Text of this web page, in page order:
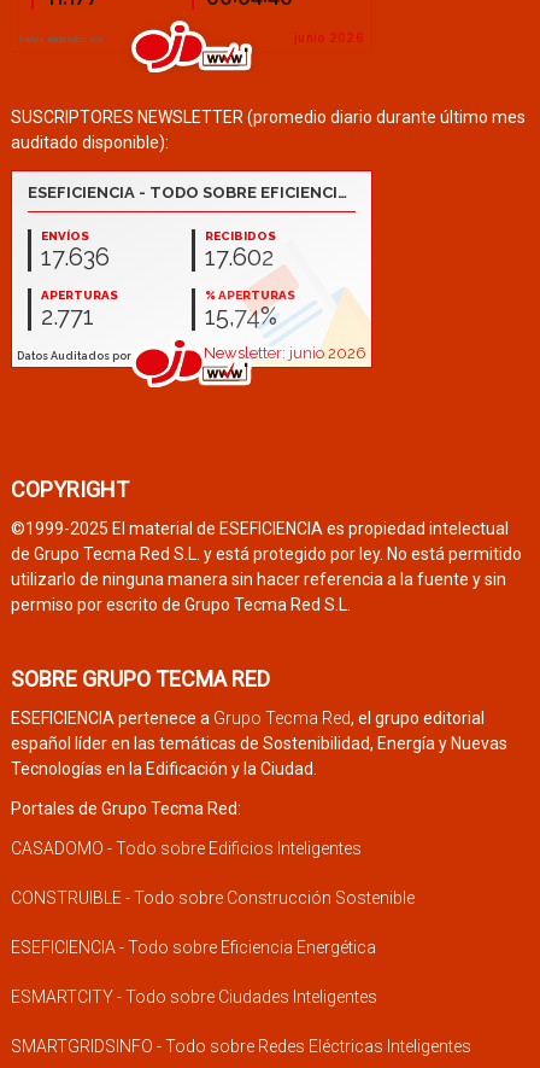
SUSCRIPTORES NEWSLETTER (promedio diario durante último mes
auditado disponible):
COPYRIGHT
©1999-2025 El material de ESEFICIENCIA es propiedad intelectual
de Grupo Tecma Red S.L. y está protegido por ley. No está permitido
utilizarlo de ninguna manera sin hacer referencia a la fuente y sin
permiso por escrito de Grupo Tecma Red S.L.
SOBRE GRUPO TECMA RED
ESEFICIENCIA pertenece a Grupo Tecma Red, el grupo editorial
español líder en las temáticas de Sostenibilidad, Energía y Nuevas
Tecnologías en la Edificación y la Ciudad.
Portales de Grupo Tecma Red:
CASADOMO - Todo sobre Edificios Inteligentes
CONSTRUIBLE - Todo sobre Construcción Sostenible
ESEFICIENCIA - Todo sobre Eficiencia Energética
ESMARTCITY - Todo sobre Ciudades Inteligentes
SMARTGRIDSINFO - Todo sobre Redes Eléctricas Inteligentes